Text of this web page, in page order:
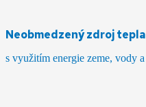
Neobmedzený zdroj tepla
s využitím energie zeme, vody